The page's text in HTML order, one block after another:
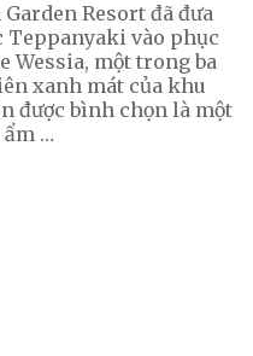
Resort đã đưa
vào phục
Wessia, một trong ba
xanh mát của khu
được bình chọn là một
…